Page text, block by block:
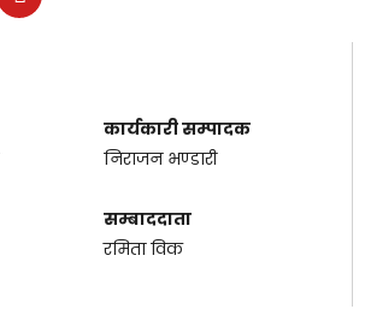
कार्यकारी सम्पादक
निराजन भण्डारी
सम्बाददाता
रमिता विक